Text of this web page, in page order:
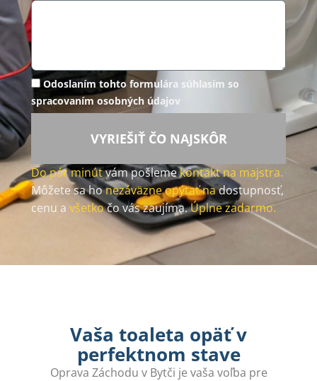
Odoslaním tohto formulára súhlasím so
spracovaním osobných údajov
VYRIEŠIŤ ČO NAJSKÔR
Do pár minútvám pošlemekontakt na majstra.
Môžete sa honezáväzne opýtať nadostupnosť,
cenu a všetkočo vás zaujíma.Úplne zadarmo.
Vaša toaleta opäť v
perfektnom stave
Oprava Záchodu v Bytči je vaša voľba pre